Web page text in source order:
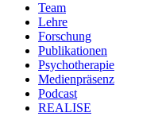
Team
Lehre
Forschung
Publikationen
Psychotherapie
Medienpräsenz
Podcast
REALISE